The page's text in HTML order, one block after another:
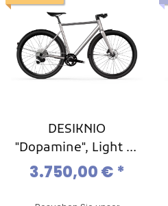
DESIKNIO
"Dopamine", Light E-
bike, leichtes Sport-
3.750,00 € *